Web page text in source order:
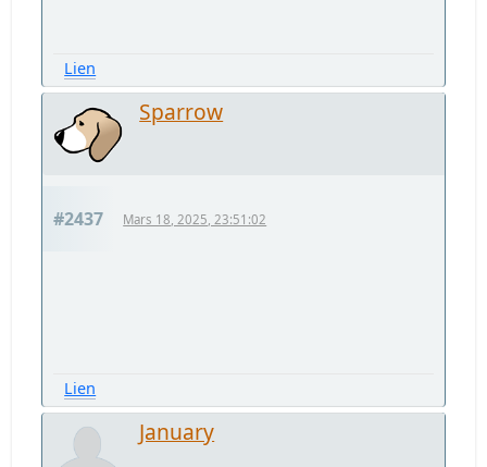
Lien
Sparrow
#2437 Mars 18, 2025, 23:51:02
Lien
January